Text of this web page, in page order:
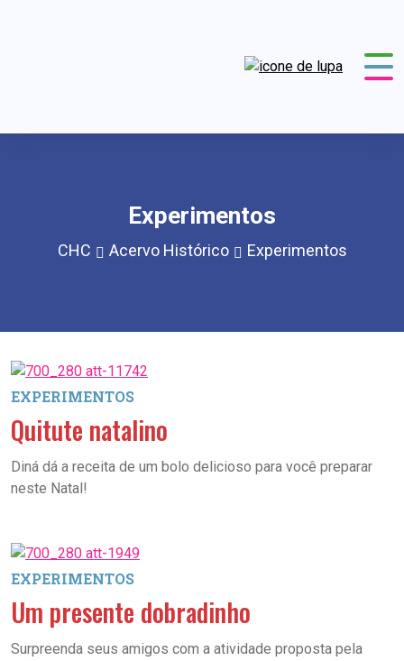
Experimentos
CHC Acervo Histórico Experimentos
EXPERIMENTOS
Quitute natalino
Diná dá a receita de um bolo delicioso para você preparar
neste Natal!
EXPERIMENTOS
Um presente dobradinho
Surpreenda seus amigos com a atividade proposta pela